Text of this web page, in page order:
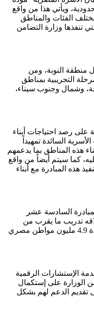
ويأتي هذا من واقع
الفئات والمناطق
تنفذها وزارة التضامن
منطقة النوبة، ومن
خلال المرحلة التجريبية بمناطق
وشمال وجنوب سيناء،
رصد احتياجات أبناء
السائدة تمهيداً
هذه المناطق بما يدعمهم
كما سيتم أيضاً من واقع
هذه المبادرة مع أبناء
السادسة عشر
تدريب ما يقرب من
مليون شاب وفتاة، بالإضافة إلى استفادة 4.9 مليون مواطن مصري
الإستشارات الرقمية
الوزارة على إستكمال
تقديم الدعم لهم بشكل